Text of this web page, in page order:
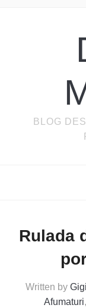
BLOG
Rulada
Written by
Afumaturi,